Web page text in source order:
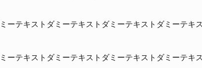
テキストダミーテキストダミーテキストダミーテキ
テキストダミーテキストダミーテキストダミーテキ